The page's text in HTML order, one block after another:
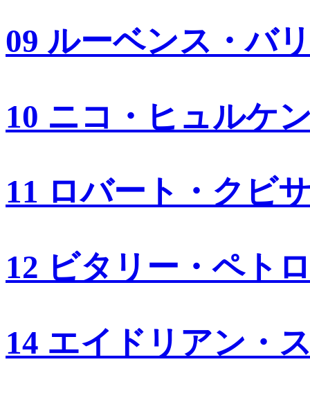
09 ルーベンス・バ
10 ニコ・ヒュルケ
11 ロバート・クビ
12 ビタリー・ペト
14 エイドリアン・